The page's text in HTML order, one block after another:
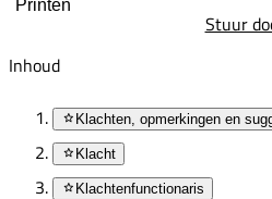
Printen
Stuur
Inhoud
Klachten, opmerkingen en
Klacht
Klachtenfunctionaris